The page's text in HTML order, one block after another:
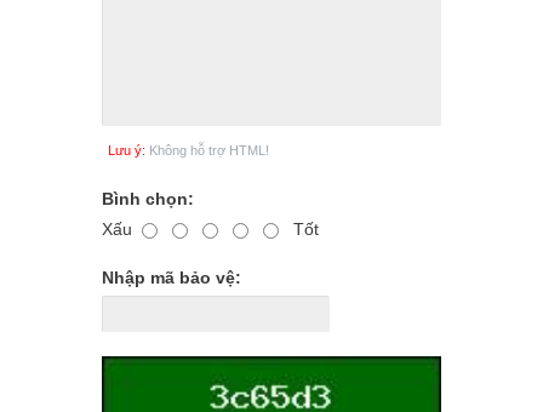
Lưu ý: Không hỗ trợ HTML!
Bình chọn:
Xấu
Tốt
Nhập mã bảo vệ: